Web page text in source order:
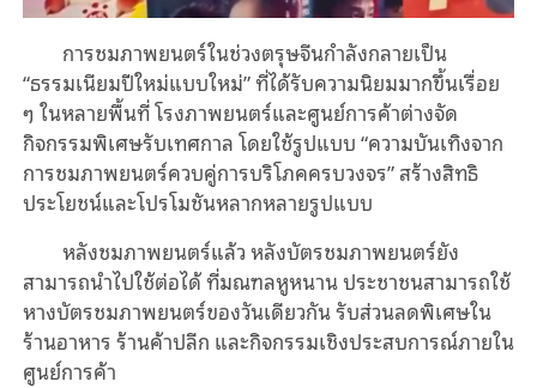
การชมภาพยนตร์ในช่วงตรุษจีนกำลังกลายเป็น
“ธรรมเนียมปีใหม่แบบใหม่” ที่ได้รับความนิยมมากขึ้นเรื่อย
ๆ ในหลายพื้นที่ โรงภาพยนตร์และศูนย์การค้าต่างจัด
กิจกรรมพิเศษรับเทศกาล โดยใช้รูปแบบ “ความบันเทิงจาก
การชมภาพยนตร์ควบคู่การบริโภคครบวงจร” สร้างสิทธิ
ประโยชน์และโปรโมชันหลากหลายรูปแบบ
หลังชมภาพยนตร์แล้ว หลังบัตรชมภาพยนตร์ยัง
สามารถนำไปใช้ต่อได้ ที่มณฑลหูหนาน ประชาชนสามารถใช้
หางบัตรชมภาพยนตร์ของวันเดียวกัน รับส่วนลดพิเศษใน
ร้านอาหาร ร้านค้าปลีก และกิจกรรมเชิงประสบการณ์ภายใน
ศูนย์การค้า